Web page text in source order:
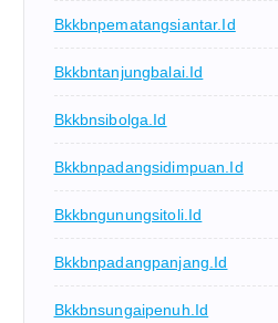
Bkkbnpematangsiantar.id
Bkkbntanjungbalai.id
Bkkbnsibolga.id
Bkkbnpadangsidimpuan.id
Bkkbngunungsitoli.id
Bkkbnpadangpanjang.id
Bkkbnsungaipenuh.id